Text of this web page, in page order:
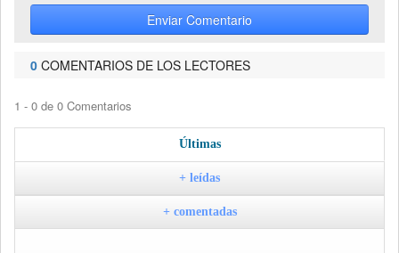
Enviar Comentario
0 COMENTARIOS DE LOS LECTORES
1 - 0 de 0 Comentarios
Últimas
+ leídas
+ comentadas